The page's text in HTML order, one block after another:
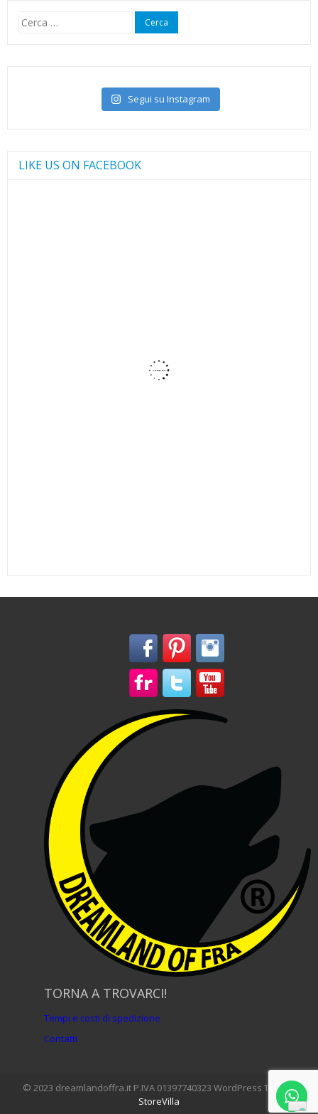
Ricerca
per:
Segui su Instagram
LIKE US ON FACEBOOK
TORNA A TROVARCI!
Tempi e costi di spedizione
Contatti
© 2023 dreamlandoffra.it P.IVA 01397740323 WordPress Theme:
StoreVilla